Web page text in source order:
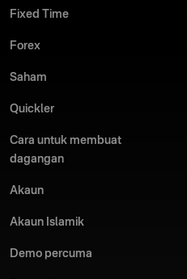
Fixed Time
Forex
Saham
Quickler
Cara untuk membuat
dagangan
Akaun
Akaun Islamik
Demo percuma